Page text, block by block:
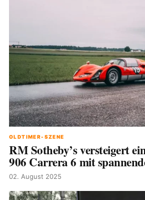
OLDTIMER-SZENE
RM Sotheby’s versteigert
906 Carrera 6 mit
02. August 2025